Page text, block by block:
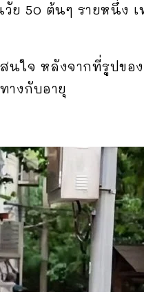
50 ต้นๆ รายหนึ่ง เ
ใจ หลังจากที่รูปของ
างกับอายุ